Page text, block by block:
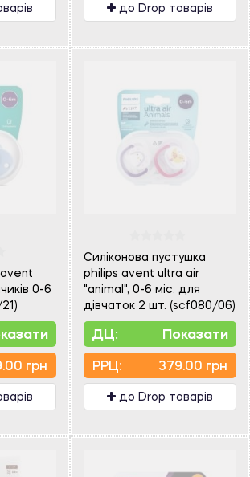
до Drop товарів
0-6
грн
Силіконова пустушка
philips avent ultra air
"animal", 0-6 міс. для
дівчаток 2 шт. (scf080/06)
ДЦ: Показати
PPЦ: 379.00 грн
до Drop товарів